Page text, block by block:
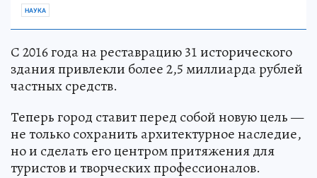
НАУКА
С 2016 года на реставрацию 31 исторического
здания привлекли более 2,5 миллиарда рублей
частных средств.
Теперь город ставит перед собой новую цель —
не только сохранить архитектурное наследие,
но и сделать его центром притяжения для
туристов и творческих профессионалов.